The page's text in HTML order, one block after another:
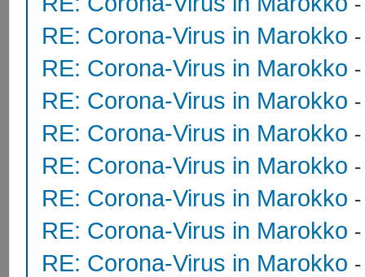
RE: Corona-Virus in Marokko
RE: Corona-Virus in Marokko
RE: Corona-Virus in Marokko
RE: Corona-Virus in Marokko
RE: Corona-Virus in Marokko
RE: Corona-Virus in Marokko
RE: Corona-Virus in Marokko
RE: Corona-Virus in Marokko